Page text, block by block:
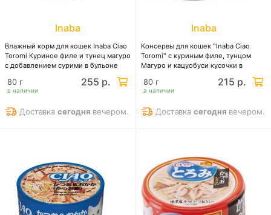
Inaba
Влажный корм для кошек Inaba Ciao
Toromi Куриное филе и тунец магуро
с добавлением сурими в бульоне
в наличии
80 г 255 р.
Доставкасегодня вечером.
Inaba
Консервы для кошек "Inaba Ciao
Toromi" с куриным филе, тунцом
Магуро и кацуобуси кусочки в
в наличии
80 г 215 р.
Доставкасегодня вечером.